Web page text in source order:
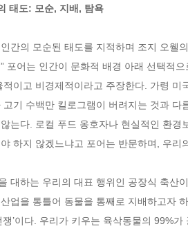
태도: 모순, 지배, 탐욕
간의 모순된 태도를 지적하며 조지 오웰
포어는 인간이 문화적 배경 아래 선택적
적이고 비경제적이라고 주장한다. 가령
고기 수백만 킬로그램이 버려지는 것과
는다. 로컬 푸드 옹호자나 현실적인 환
하지 않겠느냐고 포어는 반문하며, 우
대하는 우리의 대표 행위인 공장식 축
업을 통틀어 동물을 통째로 지배하고자
쟁’이다. 우리가 키우는 육삭동물의 99%